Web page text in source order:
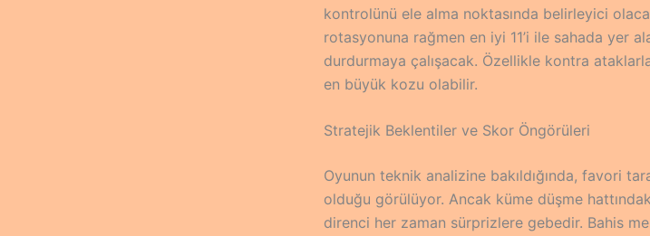
kontrolünü ele alma noktasında belirleyici
rotasyonuna rağmen en iyi 11’i ile sahada yer
durdurmaya çalışacak. Özellikle kontra
en büyük kozu olabilir.
Stratejik Beklentiler ve Skor Öngörüleri
Oyunun teknik analizine bakıldığında, favori
olduğu görülüyor. Ancak küme düşme
direnci her zaman sürprizlere gebedir. Bahis